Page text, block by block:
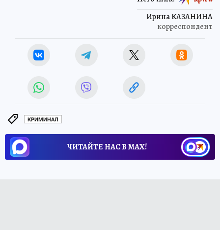
Ирина КАЗАНИНА
корреспондент
КРИМИНАЛ
ЧИТАЙТЕ НАС В МАХ!